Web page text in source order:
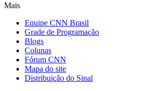
Mais
Equipe CNN Brasil
Grade de Programação
Blogs
Colunas
Fórum CNN
Mapa do site
Distribuição do Sinal